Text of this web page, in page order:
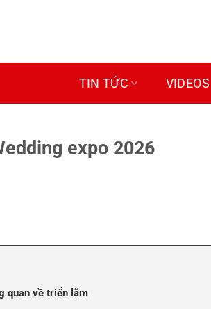
TIN TỨC VIDEOS
expo 2026
quan về triển lãm